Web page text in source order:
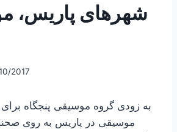
شهرهای پاریس،
2017
به زودی گروه موسیقی پنجگاه
موسیقی در پاریس به روی